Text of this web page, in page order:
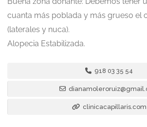
cuanta más poblada y más grueso el
(laterales y nuca).
Alopecia Estabilizada.
918 03 35 54
clinicacapillaris.com